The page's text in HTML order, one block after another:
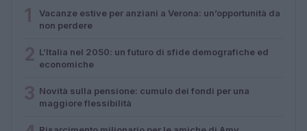
Vacanze estive per anziani a Verona: un’opportunità da
non perdere
L’Italia nel 2050: un futuro di sfide demografiche ed
economiche
Novità sulla pensione: cumulo dei fondi per una
maggiore flessibilità